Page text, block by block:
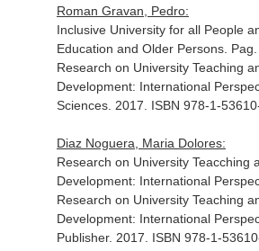
Roman Gravan, Pedro:
Inclusive University for all People
Education and Older Persons. Pag.
Research on University Teaching
Development: International
Sciences. 2017. ISBN 978-1-
Diaz Noguera, Maria Dolores:
Research on University Teacching
Development: International
Research on University Teaching
Development: International
Publisher. 2017. ISBN 978-1-